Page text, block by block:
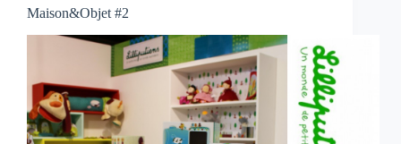
Maison&Objet #2